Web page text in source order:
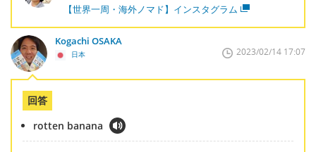
【世界一周・海外ノマド】インスタグラム
Kogachi OSAKA
日本 2023/02/14 17:07
回答
rotten banana